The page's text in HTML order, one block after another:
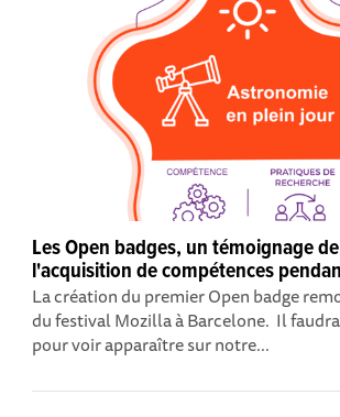
Les Open badges, un témoignage de
l'acquisition de compétences
La création du premier Open badge
du festival Mozilla à Barcelone. Il
pour voir apparaître sur notre...